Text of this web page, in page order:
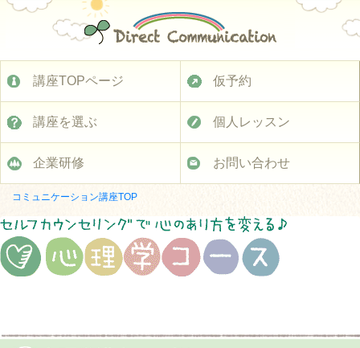
講座TOPページ 仮予約
講座を選ぶ 個人レッスン
企業研修 お問い合わせ
コミュニケーション講座TOP